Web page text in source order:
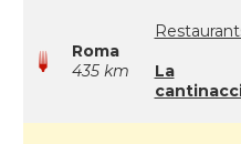
Roma
435 km
La